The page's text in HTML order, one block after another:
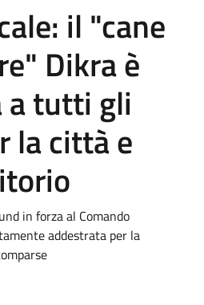
il "cane
Dikra è
a tutti gli
la città e
in forza al Comando
addestrata per la